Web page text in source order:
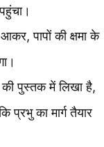
पापों की क्षमा के
की पुस्तक में लिखा है,
प्रभु का मार्ग तैयार